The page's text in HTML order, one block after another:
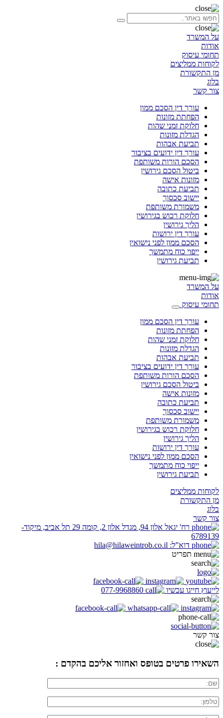
על המשרד
אודות
תחומי עיסוק
לקוחות ממליצים
מן התקשורת
בלוג
צור קשר
עורך דין הסכם ממון
הפחתת מזונות
חלוקת זמני שהות
הגדלת מזונות
תביעת אבהות
עורך דין ידועים בציבור
הסכם הורות משותפת
ביטול הסכם גירושין
מזונות אישה
תביעת כתובה
יישוב סכסוך
משמורת משותפת
חלוקת רכוש בגירושין
הליך גירושין
עורך דין ירושות
הסכם ממון לפני נישואין
ייפוי כוח מתמשך
תביעת גירושין
על המשרד
אודות
תחומי עיסוק
עורך דין הסכם ממון
הפחתת מזונות
חלוקת זמני שהות
הגדלת מזונות
תביעת אבהות
עורך דין ידועים בציבור
הסכם הורות משותפת
ביטול הסכם גירושין
מזונות אישה
תביעת כתובה
יישוב סכסוך
משמורת משותפת
חלוקת רכוש בגירושין
הליך גירושין
עורך דין ירושות
הסכם ממון לפני נישואין
ייפוי כוח מתמשך
תביעת גירושין
לקוחות ממליצים
מן התקשורת
בלוג
צור קשר
רח' יגאל אלון 94, מגדל אלון 2, קומה 29 תל אביב, מיקוד-
6789139
דוא”ל: hila@hilaweintrob.co.il
תפריט
לייעוץ חייגו עכשיו 077-9968860
צור קשר
השאירו פרטים בטופס ואחזור אליכם בהקדם :